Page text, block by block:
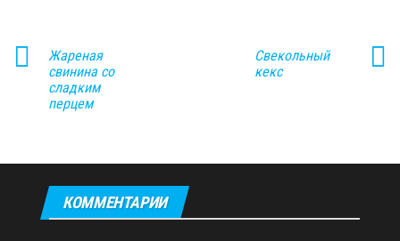
Жареная
свинина со
сладким
перцем
Свекольный
кекс
КОММЕНТАРИИ